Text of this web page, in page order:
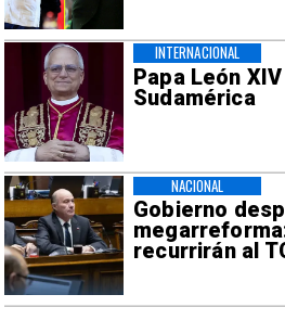
Papa León
Sudamérica
INTERNACIONAL
Gobierno
recurrirán al
NACIONAL